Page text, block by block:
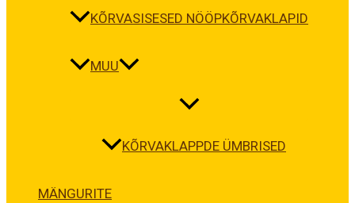
KÕRVASISESED NÖÖPKÕRVAKLAPID
MUU
KÕRVAKLAPPDE ÜMBRISED
MÄNGURITE